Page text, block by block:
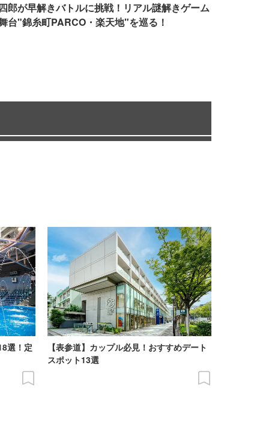
郎が早解きバトルに挑戦！リアル謎解きゲーム
台"錦糸町PARCO・楽天地"を巡る！
選！定
【表参道】カップル必見！おすすめデート
スポット13選